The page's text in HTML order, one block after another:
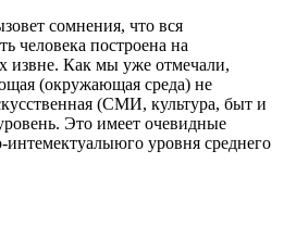
сомнения, что вся
человека построена на
извне. Как мы уже отмечали,
(окружающая среда) не
(СМИ, культура, быт и
Это имеет очевидные
интемектуалыюго уровня среднего